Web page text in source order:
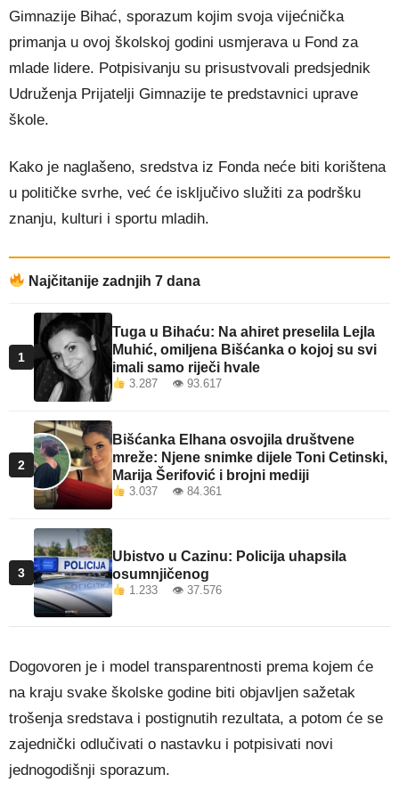
Gimnazije Bihać, sporazum kojim svoja vijećnička
primanja u ovoj školskoj godini usmjerava u Fond za
mlade lidere. Potpisivanju su prisustvovali predsjednik
Udruženja Prijatelji Gimnazije te predstavnici uprave
škole.
Kako je naglašeno, sredstva iz Fonda neće biti korištena
u političke svrhe, već će isključivo služiti za podršku
znanju, kulturi i sportu mladih.
Najčitanije zadnjih 7 dana
1
Tuga u Bihaću: Na ahiret preselila Lejla
Muhić, omiljena Bišćanka o kojoj su svi
imali samo riječi hvale
3.287 👁 93.617
2
Bišćanka Elhana osvojila društvene
mreže: Njene snimke dijele Toni Cetinski,
Marija Šerifović i brojni mediji
3.037 👁 84.361
3
Ubistvo u Cazinu: Policija uhapsila
osumnjičenog
1.233 👁 37.576
Dogovoren je i model transparentnosti prema kojem će
na kraju svake školske godine biti objavljen sažetak
trošenja sredstava i postignutih rezultata, a potom će se
zajednički odlučivati o nastavku i potpisivati novi
jednogodišnji sporazum.